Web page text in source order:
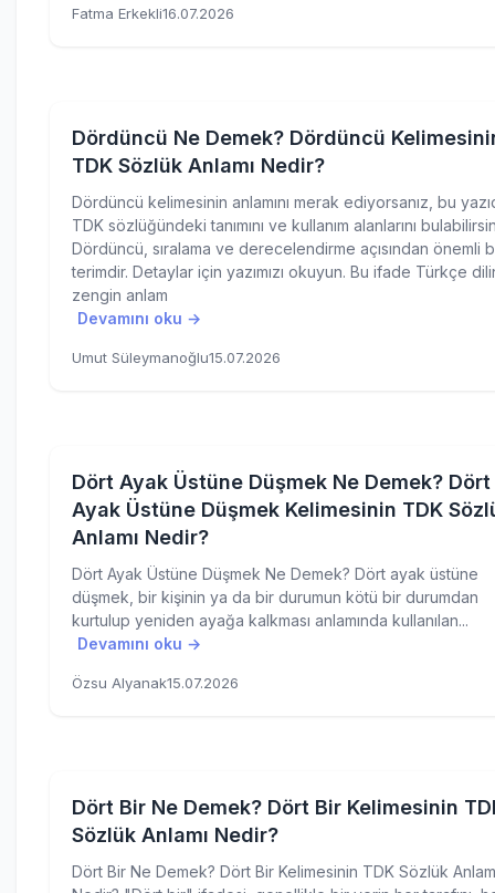
Fatma Erkekli16.07.2026
Dördüncü Ne Demek? Dördüncü
TDK Sözlük Anlamı Nedir?
Dördüncü kelimesinin anlamını merak ediyorsanız, bu
TDK sözlüğündeki tanımını ve kullanım alanlarını
Dördüncü, sıralama ve derecelendirme açısından önemli
terimdir. Detaylar için yazımızı okuyun. Bu ifade Türkçe
zengin anlam
Devamını oku →
Umut Süleymanoğlu15.07.2026
Dört Ayak Üstüne Düşmek Ne Demek? Dört
Ayak Üstüne Düşmek Kelimesinin TDK
Anlamı Nedir?
Dört Ayak Üstüne Düşmek Ne Demek? Dört ayak üstüne
düşmek, bir kişinin ya da bir durumun kötü bir durumdan
kurtulup yeniden ayağa kalkması anlamında kullanılan...
Devamını oku →
Özsu Alyanak15.07.2026
Dört Bir Ne Demek? Dört Bir Kelimesinin
Sözlük Anlamı Nedir?
Dört Bir Ne Demek? Dört Bir Kelimesinin TDK Sözlük